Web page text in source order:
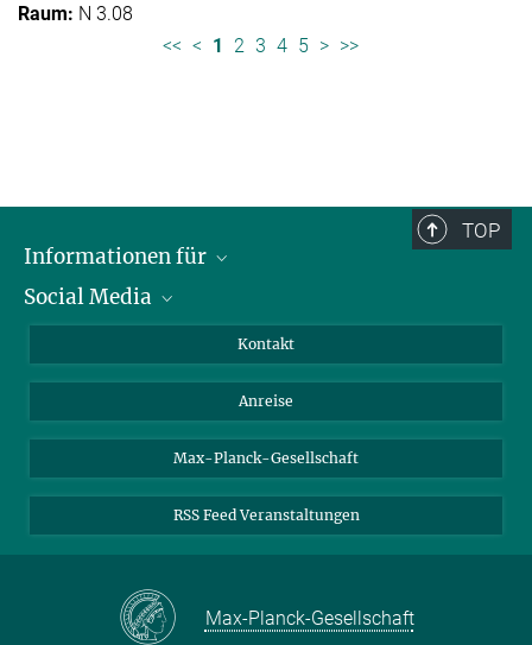
N 3.08
<< < 1 2 3 4 5 > >>
TOP
Informationen für
Wissenschaftlerinnen und Wissenschaftler
Bewerberinnen und Bewerber
Medienvertreter
Schülerinnen und Schüler
Social Media
YouTube
Mastodon
Kontakt
Anreise
Max-Planck-Gesellschaft
RSS Feed Veranstaltungen
Max-Planck-Gesellschaft